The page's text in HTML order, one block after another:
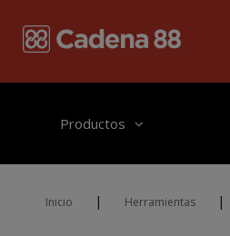
Productos
Inicio | Herramientas |